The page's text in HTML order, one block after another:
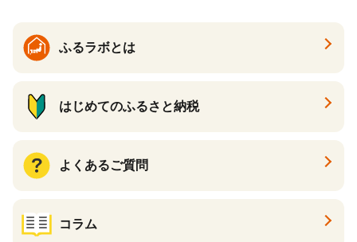
ふるラボとは
はじめてのふるさと納税
よくあるご質問
コラム